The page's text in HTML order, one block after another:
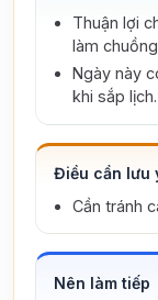
Thuận lợi
làm
Ngày này
khi sắp lịch.
Điều cần lưu
Cần tránh
Nên làm tiếp